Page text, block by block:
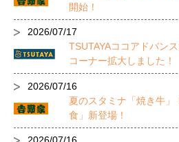
開始！
2026/07/17
TSUTAYAココアドバン
コーナー拡大しました！
2026/07/16
夏のスタミナ「焼き牛
食」新登場！